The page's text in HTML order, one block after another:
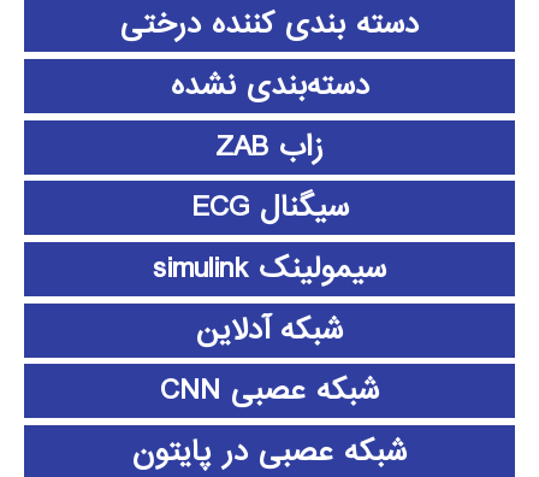
دسته بندی کننده درختی
دسته‌بندی نشده
زاب ZAB
سیگنال ECG
سیمولینک simulink
شبکه آدلاین
شبکه عصبی CNN
شبکه عصبی در پایتون